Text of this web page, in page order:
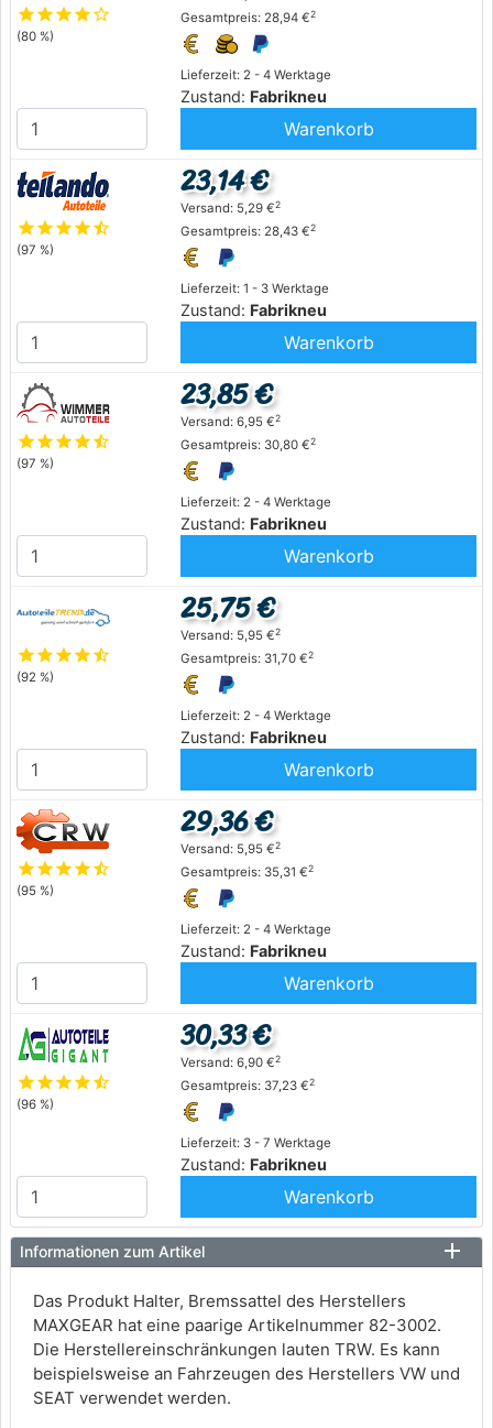
starstarstarstarstar_outline
(80 %)
Lieferzeit: 2 - 4 Werktage
Zustand: Fabrikneu
Gesamtpreis: 28,94 €2
Warenkorb
starstarstarstarstar_half
(97 %)
Lieferzeit: 1 - 3 Werktage
Zustand: Fabrikneu
23,14 €
Versand: 5,29 €2
Gesamtpreis: 28,43 €2
Warenkorb
starstarstarstarstar_half
(97 %)
Lieferzeit: 2 - 4 Werktage
Zustand: Fabrikneu
23,85 €
Versand: 6,95 €2
Gesamtpreis: 30,80 €2
Warenkorb
starstarstarstarstar_half
(92 %)
Lieferzeit: 2 - 4 Werktage
Zustand: Fabrikneu
25,75 €
Versand: 5,95 €2
Gesamtpreis: 31,70 €2
Warenkorb
starstarstarstarstar_half
(95 %)
Lieferzeit: 2 - 4 Werktage
Zustand: Fabrikneu
29,36 €
Versand: 5,95 €2
Gesamtpreis: 35,31 €2
Warenkorb
starstarstarstarstar_half
(96 %)
Lieferzeit: 3 - 7 Werktage
Zustand: Fabrikneu
30,33 €
Versand: 6,90 €2
Gesamtpreis: 37,23 €2
Warenkorb
Informationen zum Artikel
Das Produkt Halter, Bremssattel des Herstellers
MAXGEAR hat eine paarige Artikelnummer 82-3002.
Die Herstellereinschränkungen lauten TRW. Es kann
beispielsweise an Fahrzeugen des Herstellers VW und
SEAT verwendet werden.